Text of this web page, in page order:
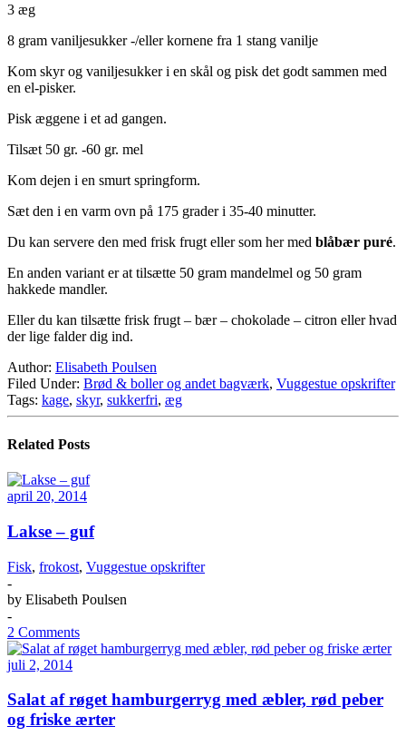
3 æg
8 gram vaniljesukker -/eller kornene fra 1 stang vanilje
Kom skyr og vaniljesukker i en skål og pisk det godt sammen med
en el-pisker.
Pisk æggene i et ad gangen.
Tilsæt 50 gr. -60 gr. mel
Kom dejen i en smurt springform.
Sæt den i en varm ovn på 175 grader i 35-40 minutter.
Du kan servere den med frisk frugt eller som her med blåbær puré.
En anden variant er at tilsætte 50 gram mandelmel og 50 gram
hakkede mandler.
Eller du kan tilsætte frisk frugt – bær – chokolade – citron eller hvad
der lige falder dig ind.
Author: Elisabeth Poulsen
Filed Under: Brød & boller og andet bagværk, Vuggestue opskrifter
Tags: kage, skyr, sukkerfri, æg
Related Posts
april 20, 2014
Lakse – guf
Fisk, frokost, Vuggestue opskrifter
-
by Elisabeth Poulsen
-
2 Comments
juli 2, 2014
Salat af røget hamburgerryg med æbler, rød peber
og friske ærter